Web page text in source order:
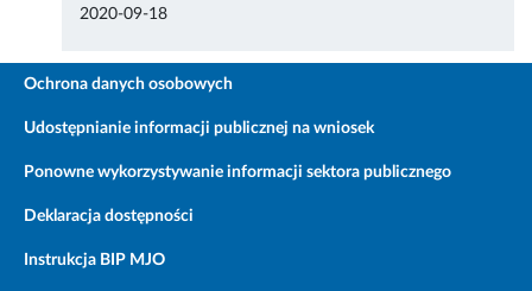
2020-09-18
Ochrona danych osobowych
Udostępnianie informacji publicznej na wniosek
Ponowne wykorzystywanie informacji sektora publicznego
Deklaracja dostępności
Instrukcja BIP MJO